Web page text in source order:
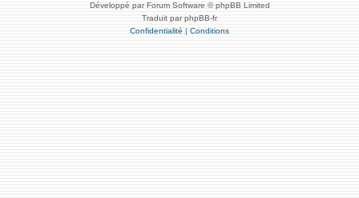
Développé par Forum Software © phpBB Limited
Traduit par phpBB-fr
Confidentialité | Conditions